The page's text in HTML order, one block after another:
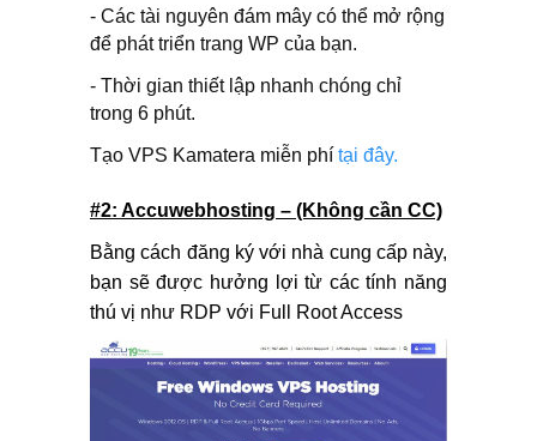
- Các tài nguyên đám mây có thể mở rộng
để phát triển trang WP của bạn.
- Thời gian thiết lập nhanh chóng chỉ
trong 6 phút.
Tạo VPS Kamatera miễn phí tại đây.
#2: Accuwebhosting – (Không cần CC)
Bằng cách đăng ký với nhà cung cấp này,
bạn sẽ được hưởng lợi từ các tính năng
thú vị như RDP với Full Root Access